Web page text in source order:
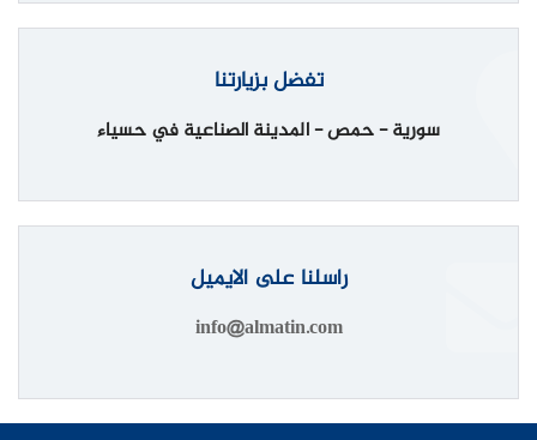
تفضل بزيارتنا
سورية - حمص - المدينة الصناعية في حسياء
راسلنا على الايميل
info@almatin.com